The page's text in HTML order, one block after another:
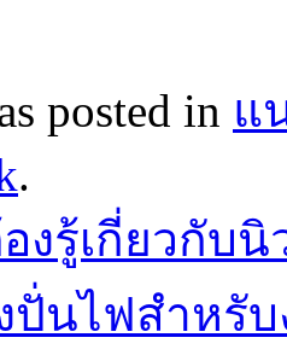
posted in แ
.
รู้เกี่ยวกับนิ
ปั่นไฟสำหรั